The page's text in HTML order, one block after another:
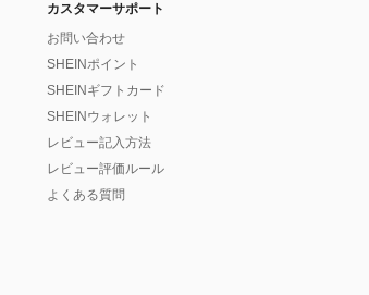
カスタマーサポート
お問い合わせ
SHEINポイント
SHEINギフトカード
SHEINウォレット
レビュー記入方法
レビュー評価ルール
よくある質問